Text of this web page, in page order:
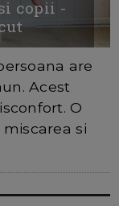
copii -
are
Acest
O
si